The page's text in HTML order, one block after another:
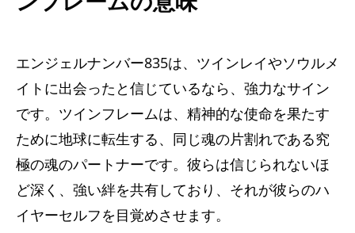
エンジェルナンバー835は、ツインレイやソウルメ
イトに出会ったと信じているなら、強力なサイン
です。ツインフレームは、精神的な使命を果たす
ために地球に転生する、同じ魂の片割れである究
極の魂のパートナーです。彼らは信じられないほ
ど深く、強い絆を共有しており、それが彼らのハ
イヤーセルフを目覚めさせます。